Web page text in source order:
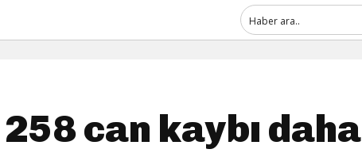
can kaybı daha